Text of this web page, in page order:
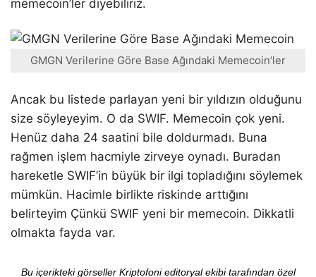
memecoin’ler diyebiliriz.
GMGN Verilerine Göre Base Ağındaki Memecoin’ler
Ancak bu listede parlayan yeni bir yıldızın olduğunu
size söyleyeyim. O da SWIF. Memecoin çok yeni.
Henüz daha 24 saatini bile doldurmadı. Buna
rağmen işlem hacmiyle zirveye oynadı. Buradan
hareketle SWIF’in büyük bir ilgi topladığını söylemek
mümkün. Hacimle birlikte riskinde arttığını
belirteyim Çünkü SWIF yeni bir memecoin. Dikkatli
olmakta fayda var.
Bu içerikteki görseller Kriptofoni editoryal ekibi tarafından özel